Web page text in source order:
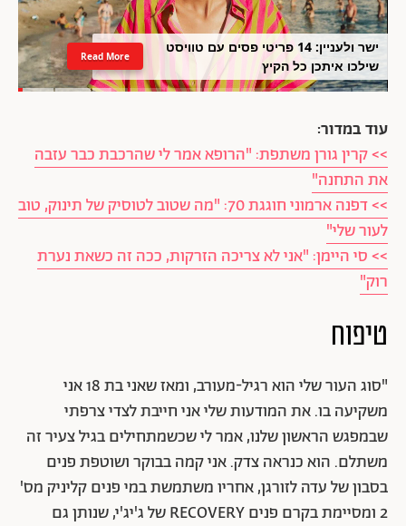
ישר ולעניין: 14 פריטי פסים עם טוויסט
שילכו איתכן כל הקיץ
Read More
עוד במדור:
>> קרין גורן משתפת: "הרופא אמר לי שהרכבת כבר עזבה
את התחנה"
>> דפנה ארמוני חוגגת 70: "מה שטוב לטוסיק של תינוק, טוב
לעור שלי"
>> סי היימן: "אני לא צריכה הזרקות, ככה זה כשאת נערת
רוק"
טיפוח
"סוג העור שלי הוא רגיל-מעורב, ומאז שאני בת 18 אני
משקיעה בו. את המודעות שלי אני חייבת לצדי צרפתי
שבמפגש הראשון שלנו, אמר לי שכשמתחילים בגיל צעיר זה
משתלם. הוא כנראה צדק. אני קמה בבוקר ושוטפת פנים
בסבון של עדה לזורגן, אחריו משתמשת במי פנים קליניק מס'
2 ומסיימת בקרם פנים RECOVERY של ג'יג'י, שנותן גם